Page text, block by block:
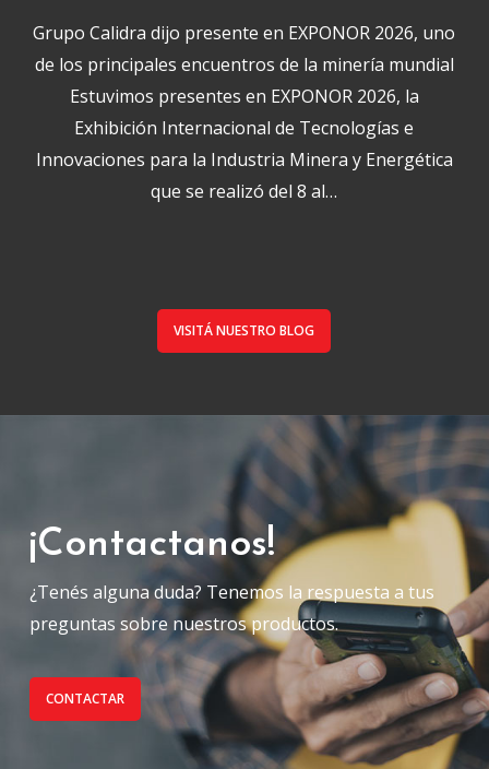
Grupo Calidra dijo presente en EXPONOR 2026, uno
de los principales encuentros de la minería mundial
Estuvimos presentes en EXPONOR 2026, la
Exhibición Internacional de Tecnologías e
Innovaciones para la Industria Minera y Energética
que se realizó del 8 al…
VISITÁ NUESTRO BLOG
¡Contactanos!
¿Tenés alguna duda? Tenemos la respuesta a tus
preguntas sobre nuestros productos.
CONTACTAR